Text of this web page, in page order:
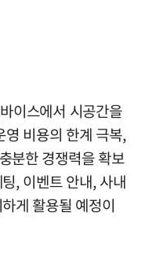
이스에서 시공간을
비용의 한계 극복,
분한 경쟁력을 확보
, 이벤트 안내, 사내
게 활용될 예정이